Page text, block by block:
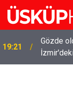
19:21
Gözde